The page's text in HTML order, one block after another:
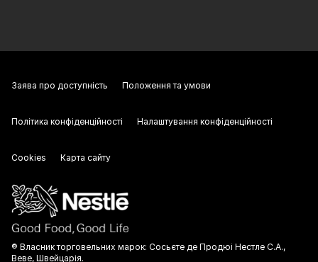
® Власник торговельних марок: Сосьєте де Продюі Нестле С.А.,
Веве, Швейцарія.
Заява про доступність Положення та умови
Політика конфіденційності Налаштування конфіденційності
Cookies Карта сайту